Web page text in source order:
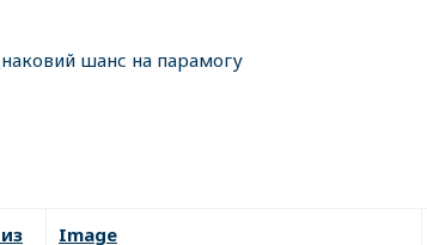
шанс на парамогу
Image